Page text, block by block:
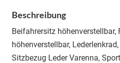
Beschreibung
Beifahrersitz höhenverstellbar,
höhenverstellbar,
Sitzbezug Leder Varenna,